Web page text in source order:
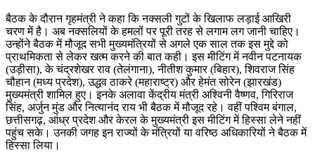
बैठक के दौरान गृहमंत्री ने कहा कि नक्सली गुटों के खिलाफ लड़ाई आखिरी
चरण में है। अब नक्सलियों के हमलों पर पूरी तरह से लगाम लग जानी चाहिए।
उन्होंने बैठक में मौजूद सभी मुख्यमंत्रियों से अगले एक साल तक इस मुद्दे को
प्राथमिकता से लेकर खत्म करने की बात कही। इस मीटिंग में नवीन पटनायक
(उड़ीसा), के चंद्रशेखर राव (तेलंगाना), नीतीश कुमार (बिहार), शिवराज सिंह
चौहान (मध्य प्रदेश), उद्धव ठाकरे (महाराष्ट्र) और हेमंत सोरेन (झारखंड)
मुख्यमंत्री शामिल हुए। इनके अलावा केंद्रीय मंत्री अश्विनी वैष्णव, गिरिराज
सिंह, अर्जुन मुंड और नित्यानंद राय भी बैठक में मौजूद रहे। वहीं पश्विम बंगाल,
छत्तीसगढ़, आंध्र प्रदेश और केरल के मुख्यमंत्री इस मीटिंग में हिस्सा लेने नहीं
पहुंच सके। उनकी जगह इन राज्यों के मंत्रियों या वरिष्ठ अधिकारियों ने बैठक में
हिस्सा लिया।